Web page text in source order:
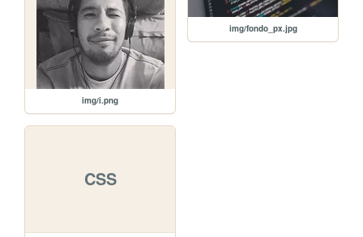
img/i.png
img/fondo_px.jpg
CSS